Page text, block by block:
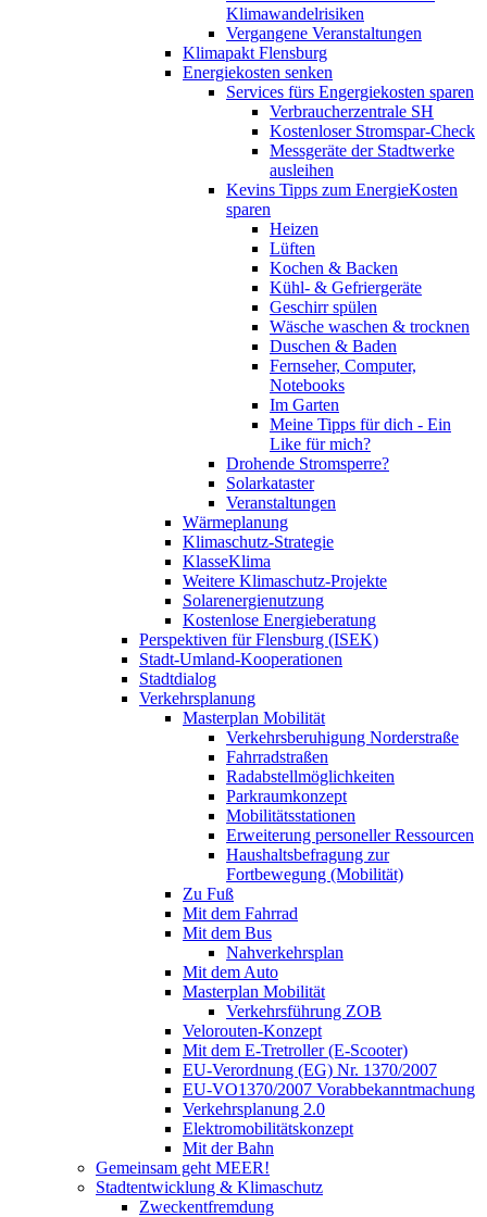
Klimawandelrisiken
Vergangene Veranstaltungen
Klimapakt Flensburg
Energiekosten senken
Services fürs Engergiekosten sparen
Verbraucherzentrale SH
Kostenloser Stromspar-Check
Messgeräte der Stadtwerke
ausleihen
Kevins Tipps zum EnergieKosten
sparen
Heizen
Lüften
Kochen & Backen
Kühl- & Gefriergeräte
Geschirr spülen
Wäsche waschen & trocknen
Duschen & Baden
Fernseher, Computer,
Notebooks
Im Garten
Meine Tipps für dich - Ein
Like für mich?
Drohende Stromsperre?
Solarkataster
Veranstaltungen
Wärmeplanung
Klimaschutz-Strategie
KlasseKlima
Weitere Klimaschutz-Projekte
Solarenergienutzung
Kostenlose Energieberatung
Perspektiven für Flensburg (ISEK)
Stadt-Umland-Kooperationen
Stadtdialog
Verkehrsplanung
Masterplan Mobilität
Verkehrsberuhigung Norderstraße
Fahrradstraßen
Radabstellmöglichkeiten
Parkraumkonzept
Mobilitätsstationen
Erweiterung personeller Ressourcen
Haushaltsbefragung zur
Fortbewegung (Mobilität)
Zu Fuß
Mit dem Fahrrad
Mit dem Bus
Nahverkehrsplan
Mit dem Auto
Masterplan Mobilität
Verkehrsführung ZOB
Velorouten-Konzept
Mit dem E-Tretroller (E-Scooter)
EU-Verordnung (EG) Nr. 1370/2007
EU-VO1370/2007 Vorabbekanntmachung
Verkehrsplanung 2.0
Elektromobilitätskonzept
Mit der Bahn
Gemeinsam geht MEER!
Stadtentwicklung & Klimaschutz
Zweckentfremdung